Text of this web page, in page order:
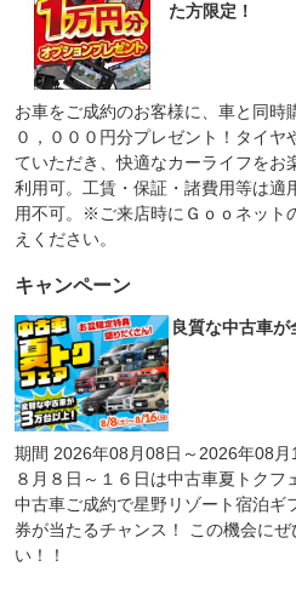
た方限定！
お車をご成約のお客様に、車と同時
０，０００円分プレゼント！タイヤ
ていただき、快適なカーライフを
利用可。工賃・保証・諸費用等は
用不可。※ご来店時にＧｏｏネット
えください。
キャンペーン
良質な中古車が
期間 2026年08月08日～2026年08月
８月８日～１６日は中古車夏トク
中古車ご成約で星野リゾート宿泊ギ
券が当たるチャンス！ この機会に
い！！